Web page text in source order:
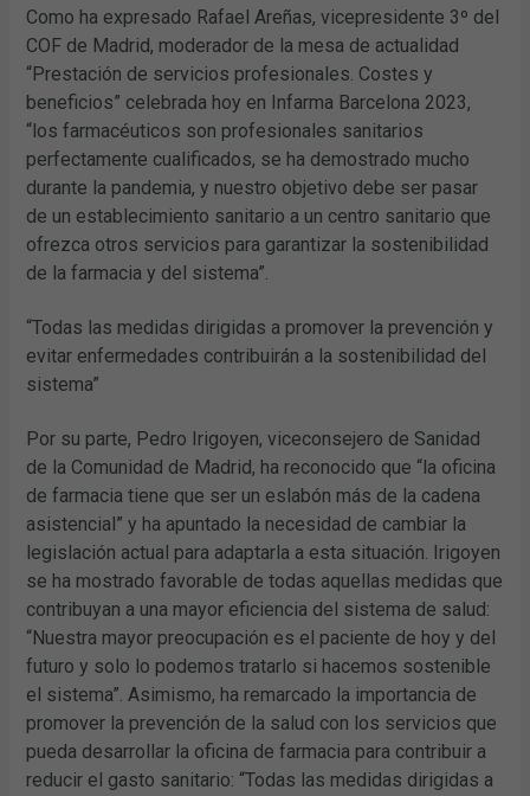
Como ha expresado Rafael Areñas, vicepresidente 3º del
COF de Madrid, moderador de la mesa de actualidad
“Prestación de servicios profesionales. Costes y
beneficios” celebrada hoy en Infarma Barcelona 2023,
“los farmacéuticos son profesionales sanitarios
perfectamente cualificados, se ha demostrado mucho
durante la pandemia, y nuestro objetivo debe ser pasar
de un establecimiento sanitario a un centro sanitario que
ofrezca otros servicios para garantizar la sostenibilidad
de la farmacia y del sistema”.
“Todas las medidas dirigidas a promover la prevención y
evitar enfermedades contribuirán a la sostenibilidad del
sistema”
Por su parte, Pedro Irigoyen, viceconsejero de Sanidad
de la Comunidad de Madrid, ha reconocido que “la oficina
de farmacia tiene que ser un eslabón más de la cadena
asistencial” y ha apuntado la necesidad de cambiar la
legislación actual para adaptarla a esta situación. Irigoyen
se ha mostrado favorable de todas aquellas medidas que
contribuyan a una mayor eficiencia del sistema de salud:
“Nuestra mayor preocupación es el paciente de hoy y del
futuro y solo lo podemos tratarlo si hacemos sostenible
el sistema”. Asimismo, ha remarcado la importancia de
promover la prevención de la salud con los servicios que
pueda desarrollar la oficina de farmacia para contribuir a
reducir el gasto sanitario: “Todas las medidas dirigidas a